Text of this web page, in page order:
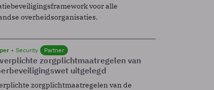
voor alle
overheidsorganisaties.
Security Partner
zorgplichtmaatregelen van
uitgelegd
zorgplichtmaatregelen van de